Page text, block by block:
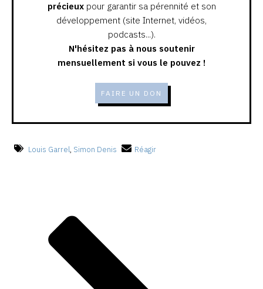
précieuxpour garantir sa pérennité et son
développement (site Internet, vidéos,
podcasts...).
N'hésitez pas à nous soutenir
mensuellement si vous le pouvez !
FAIRE UN DON
Louis Garrel, Simon Denis Réagir